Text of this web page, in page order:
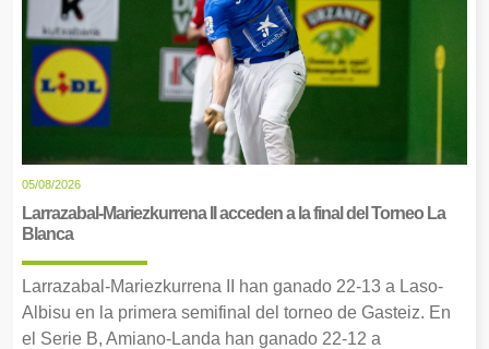
05/08/2026
Larrazabal-Mariezkurrena II acceden a la final del Torneo La
Blanca
Larrazabal-Mariezkurrena II han ganado 22-13 a Laso-
Albisu en la primera semifinal del torneo de Gasteiz. En
el Serie B, Amiano-Landa han ganado 22-12 a